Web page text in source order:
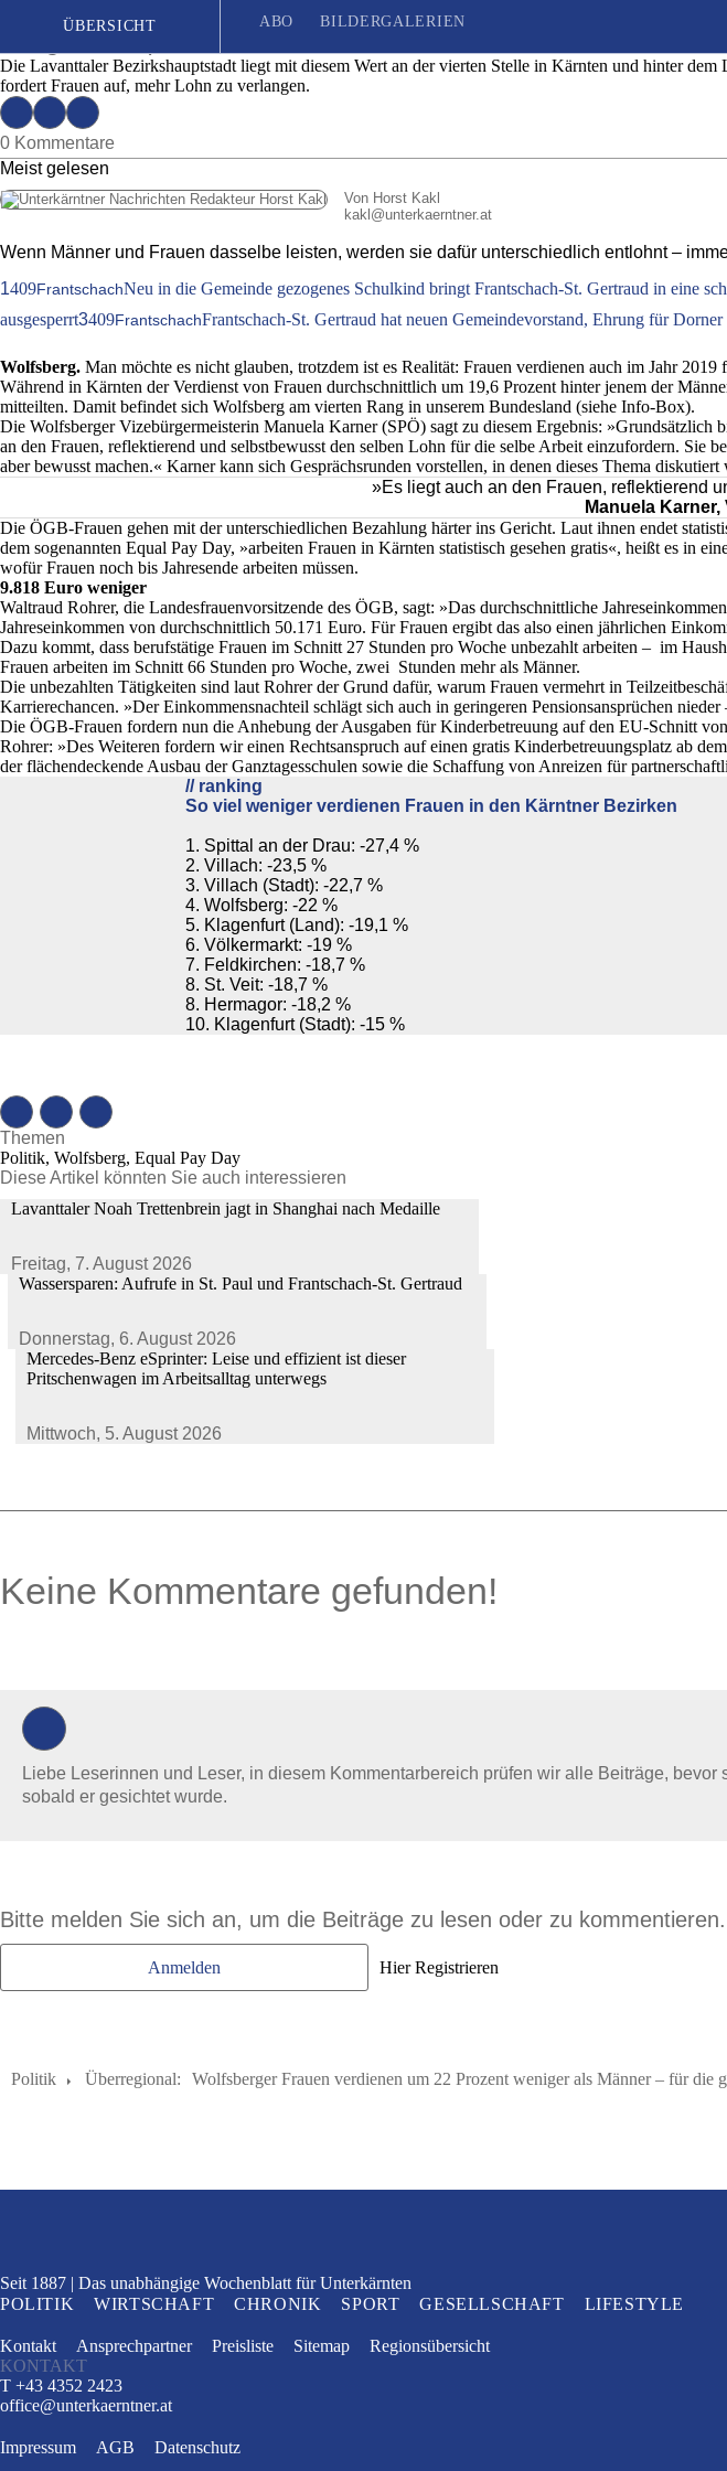
ÜBERSICHT ABO BILDERGALERIEN
Seit 1887| Das unabhängige Wochenblatt für Unterkärnten
Wolfsberger Frauen verdienen um 22 Prozent weniger als Männer
Ausgabe 43 | Mittwoch, 23. Oktober 2019
Die Lavanttaler Bezirkshauptstadt liegt mit diesem Wert an der vierten Stelle in Kärnten und hinter
fordert Frauen auf, mehr Lohn zu verlangen.
0 Kommentare
Meist gelesen
Von Horst Kakl
kakl @unterkaerntner.at
Wenn Männer und Frauen dasselbe leisten, werden sie dafür unterschiedlich entlohnt –
1409FrantschachNeu in die Gemeinde gezogenes Schulkind bringt Frantschach-St. Gertraud in eine
ausgesperrt3409FrantschachFrantschach-St. Gertraud hat neuen Gemeindevorstand, Ehrung für Dorner
Wolfsberg. Man möchte es nicht glauben, trotzdem ist es Realität: Frauen verdienen auch im Jahr
Während in Kärnten der Verdienst von Frauen durchschnittlich um 19,6 Prozent hinter jenem der
mitteilten. Damit befindet sich Wolfsberg am vierten Rang in unserem Bundesland (siehe Info-Box).
Die Wolfsberger Vizebürgermeisterin Manuela Karner (SPÖ) sagt zu diesem Ergebnis:
an den Frauen, reflektierend und selbstbewusst den selben Lohn für die selbe Arbeit einzufordern. Sie
aber bewusst machen.« Karner kann sich Gesprächsrunden vorstellen, in denen dieses Thema diskutiert
»Es liegt auch an den Frauen, reflektierend
Manuela
Die ÖGB-Frauen gehen mit der unterschiedlichen Bezahlung härter ins Gericht. Laut ihnen endet
dem sogenannten Equal Pay Day, »arbeiten Frauen in Kärnten statistisch gesehen gratis«, heißt es in
wofür Frauen noch bis Jahresende arbeiten müssen.
9.818 Euro weniger
Waltraud Rohrer, die Landesfrauenvorsitzende des ÖGB, sagt: »Das durchschnittliche
Jahreseinkommen von durchschnittlich 50.171 Euro. Für Frauen ergibt das also einen jährlichen
Dazu kommt, dass berufstätige Frauen im Schnitt 27 Stunden pro Woche unbezahlt arbeiten – im
Frauen arbeiten im Schnitt 66 Stunden pro Woche, zwei Stunden mehr als Männer.
Die unbezahlten Tätigkeiten sind laut Rohrer der Grund dafür, warum Frauen vermehrt in
Karrierechancen. »Der Einkommensnachteil schlägt sich auch in geringeren Pensionsansprüchen
Die ÖGB-Frauen fordern nun die Anhebung der Ausgaben für Kinderbetreuung auf den EU-Schnitt
Rohrer: »Des Weiteren fordern wir einen Rechtsanspruch auf einen gratis Kinderbetreuungsplatz ab
der flächendeckende Ausbau der Ganztagesschulen sowie die Schaffung von Anreizen für
// ranking
So viel weniger verdienen Frauen in den Kärntner Bezirken
1. Spittal an der Drau: -27,4 %
2. Villach: -23,5 %
3. Villach (Stadt): -22,7 %
4. Wolfsberg: -22 %
5. Klagenfurt (Land): -19,1 %
6. Völkermarkt: -19 %
7. Feldkirchen: -18,7 %
8. St. Veit: -18,7 %
8. Hermagor: -18,2 %
10. Klagenfurt (Stadt): -15 %
Themen
Politik, Wolfsberg, Equal Pay Day
Diese Artikel könnten Sie auch interessieren
Lavanttaler Noah Trettenbrein jagt in Shanghai nach Medaille
Freitag, 7. August 2026
Wassersparen: Aufrufe in St. Paul und Frantschach-St. Gertraud
Donnerstag, 6. August 2026
Mercedes-Benz eSprinter: Leise und effizient ist dieser
Pritschenwagen im Arbeitsalltag unterwegs
Mittwoch, 5. August 2026
0 Kommentare
Keine Kommentare gefunden!
Liebe Leserinnen und Leser, in diesem Kommentarbereich prüfen wir alle Beiträge,
sobald er gesichtet wurde.
Bitte melden Sie sich an, um die Beiträge zu lesen oder zu kommentieren.
Anmelden Hier Registrieren
Politik Überregional: Wolfsberger Frauen verdienen um 22 Prozent weniger als Männer – für die
Seit 1887 Das unabhängige Wochenblatt für Unterkärnten
POLITIK
WIRTSCHAFT CHRONIK SPORT GESELLSCHAFT LIFESTYLE
Kontakt Ansprechpartner Preisliste Sitemap
Regionsübersicht
KONTAKT
T +43 4352 2423
office@unterkaerntner.at
Impressum AGB Datenschutz